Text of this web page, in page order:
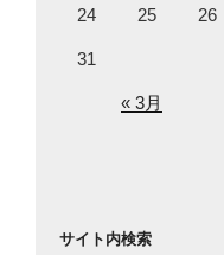
24 25 26
31
« 3月
サイト内検索